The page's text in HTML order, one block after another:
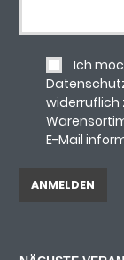
Ich
widerruflich
E-Mail